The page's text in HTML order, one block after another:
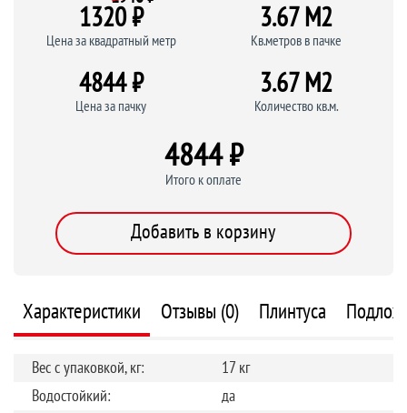
1320 ₽
Цена за квадратный метр
3.67 M2
Кв.метров в пачке
4844 ₽
Цена за пачку
3.67 M2
Количество кв.м.
4844 ₽
Итого к оплате
Добавить в корзину
Характеристики Отзывы (0) Плинтуса
Вес с упаковкой, кг:
17 кг
Водостойкий:
да